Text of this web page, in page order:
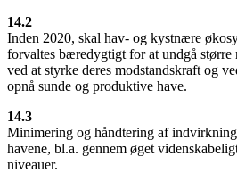
14.2
Inden 2020, skal hav- og kystnære
forvaltes bæredygtigt for at undgå
ved at styrke deres modstandskraft og
opnå sunde og produktive have.
14.3
Minimering og håndtering af
havene, bl.a. gennem øget
niveauer.